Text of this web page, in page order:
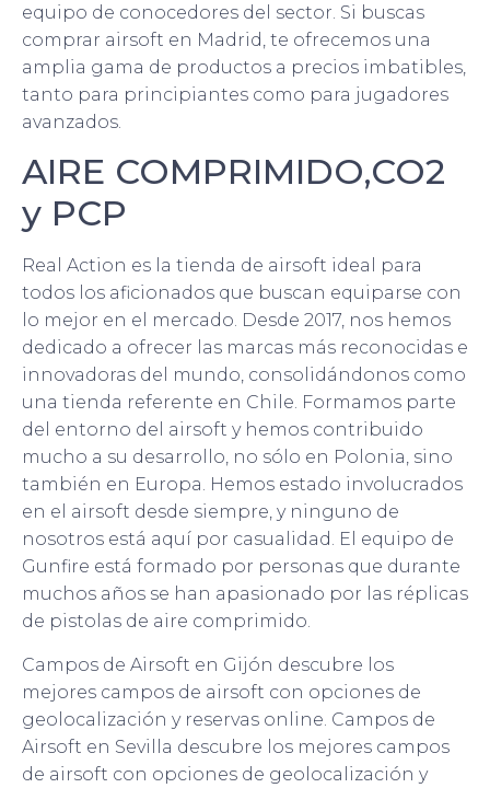
equipo de conocedores del sector. Si buscas
comprar airsoft en Madrid, te ofrecemos una
amplia gama de productos a precios imbatibles,
tanto para principiantes como para jugadores
avanzados.
AIRE COMPRIMIDO,CO2
y PCP
Real Action es la tienda de airsoft ideal para
todos los aficionados que buscan equiparse con
lo mejor en el mercado. Desde 2017, nos hemos
dedicado a ofrecer las marcas más reconocidas e
innovadoras del mundo, consolidándonos como
una tienda referente en Chile. Formamos parte
del entorno del airsoft y hemos contribuido
mucho a su desarrollo, no sólo en Polonia, sino
también en Europa. Hemos estado involucrados
en el airsoft desde siempre, y ninguno de
nosotros está aquí por casualidad. El equipo de
Gunfire está formado por personas que durante
muchos años se han apasionado por las réplicas
de pistolas de aire comprimido.
Campos de Airsoft en Gijón descubre los
mejores campos de airsoft con opciones de
geolocalización y reservas online. Campos de
Airsoft en Sevilla descubre los mejores campos
de airsoft con opciones de geolocalización y